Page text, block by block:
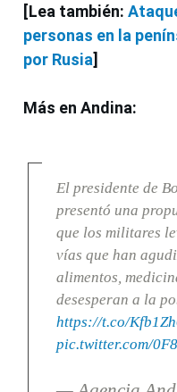
[Lea también:
personas en la
por Rusia]
Más en Andina:
El presidente de
presentó una
que los militares
vías que han
alimentos,
desesperan a la
https://t.co/
pic.twitter.com/